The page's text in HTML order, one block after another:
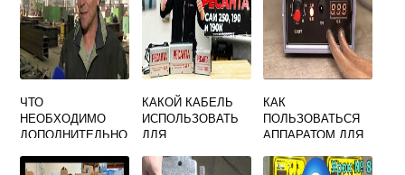
ЧТО
НЕОБХОДИМО
ДОПОЛНИТЕЛЬНО
АТТЕСТАЦИИ НА
КАКОЙ КАБЕЛЬ
ИСПОЛЬЗОВАТЬ
ДЛЯ
АППАРАТА
КАК
ПОЛЬЗОВАТЬСЯ
АППАРАТОМ ДЛЯ
СВАРКИ